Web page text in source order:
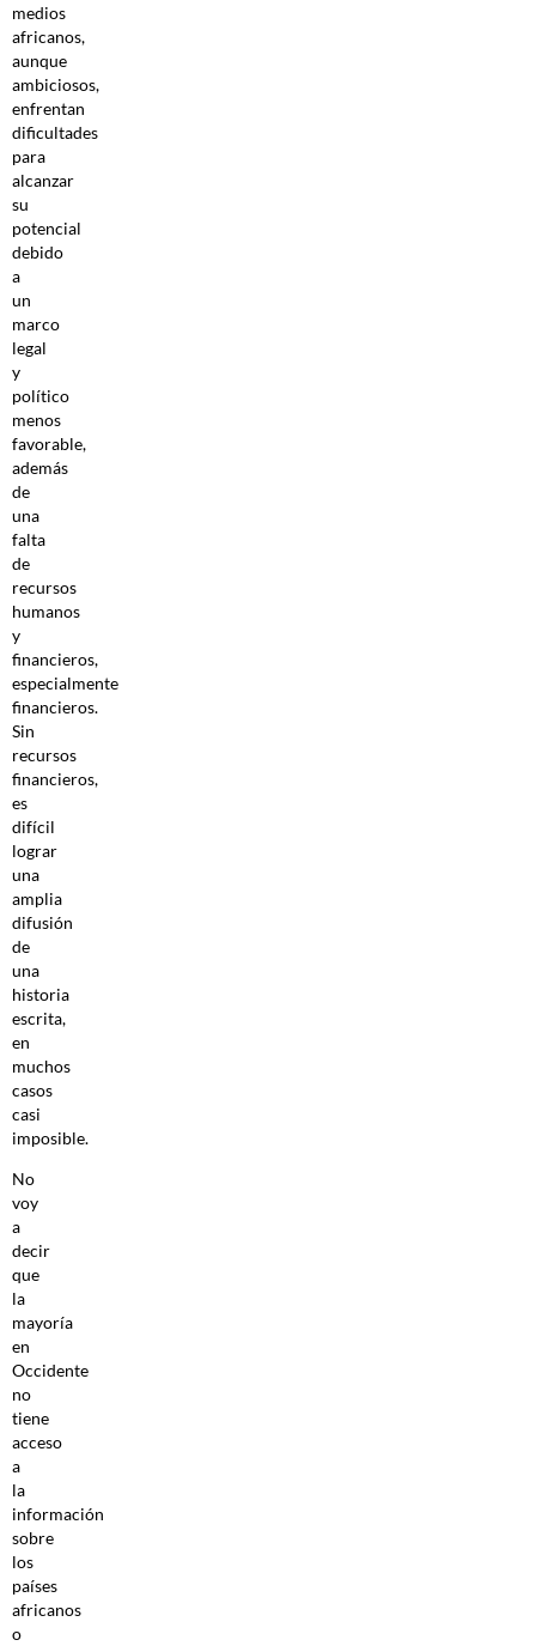
medios
africanos,
aunque
ambiciosos,
enfrentan
dificultades
para
alcanzar
su
potencial
debido
a
un
marco
legal
y
político
menos
favorable,
además
de
una
falta
de
recursos
humanos
y
financieros,
especialmente
financieros.
Sin
recursos
financieros,
es
difícil
lograr
una
amplia
difusión
de
una
historia
escrita,
en
muchos
casos
casi
imposible.
No
voy
a
decir
que
la
mayoría
en
Occidente
no
tiene
acceso
a
la
información
sobre
los
países
africanos
o